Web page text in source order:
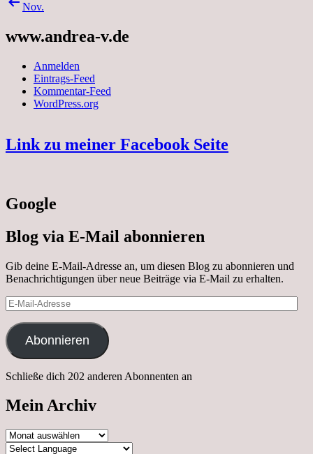
Nov.
www.andrea-v.de
Anmelden
Eintrags-Feed
Kommentar-Feed
WordPress.org
Link zu meiner Facebook Seite
Google
Blog via E-Mail abonnieren
Gib deine E-Mail-Adresse an, um diesen Blog zu abonnieren und
Benachrichtigungen über neue Beiträge via E-Mail zu erhalten.
E-
Mail-
Adresse
Abonnieren
Schließe dich 202 anderen Abonnenten an
Mein Archiv
Mein
Archiv